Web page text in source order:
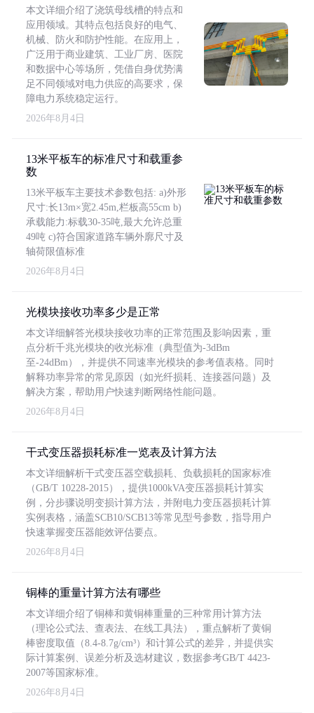
本文详细介绍了浇筑母线槽的特点和
应用领域。其特点包括良好的电气、
机械、防火和防护性能。在应用上，
广泛用于商业建筑、工业厂房、医院
和数据中心等场所，凭借自身优势满
足不同领域对电力供应的高要求，保
障电力系统稳定运行。
2026年8月4日
13米平板车的标准尺寸和载重参
数
13米平板车主要技术参数包括: a)外形
尺寸:长13m×宽2.45m,栏板高55cm b)
承载能力:标载30-35吨,最大允许总重
49吨 c)符合国家道路车辆外廓尺寸及
轴荷限值标准
2026年8月4日
光模块接收功率多少是正常
本文详细解答光模块接收功率的正常范围及影响因素，重
点分析千兆光模块的收光标准（典型值为-3dBm
至-24dBm），并提供不同速率光模块的参考值表格。同时
解释功率异常的常见原因（如光纤损耗、连接器问题）及
解决方案，帮助用户快速判断网络性能问题。
2026年8月4日
干式变压器损耗标准一览表及计算方法
本文详细解析干式变压器空载损耗、负载损耗的国家标准
（GB/T 10228-2015），提供1000kVA变压器损耗计算实
例，分步骤说明变损计算方法，并附电力变压器损耗计算
实例表格，涵盖SCB10/SCB13等常见型号参数，指导用户
快速掌握变压器能效评估要点。
2026年8月4日
铜棒的重量计算方法有哪些
本文详细介绍了铜棒和黄铜棒重量的三种常用计算方法
（理论公式法、查表法、在线工具法），重点解析了黄铜
棒密度取值（8.4-8.7g/cm³）和计算公式的差异，并提供实
际计算案例、误差分析及选材建议，数据参考GB/T 4423-
2007等国家标准。
2026年8月4日